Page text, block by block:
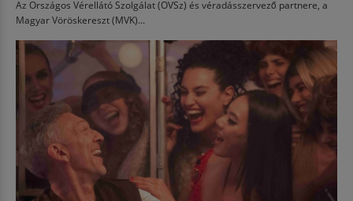
Az Országos Vérellátó Szolgálat (OVSz) és véradásszervező partnere, a
Magyar Vöröskereszt (MVK)...